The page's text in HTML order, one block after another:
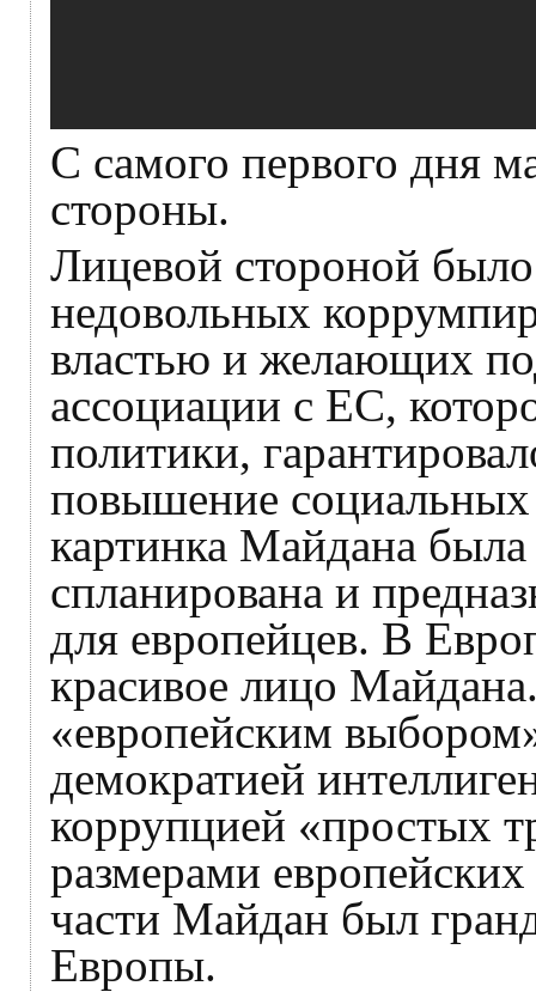
С самого первого дня
стороны.
Лицевой стороной
недовольных
властью и желающих
ассоциации с ЕС,
политики,
повышение социальных
картинка Майдана была
спланирована и
для европейцев. В
красивое лицо
«европейским
демократией
коррупцией «простых
размерами
части Майдан был
Европы.